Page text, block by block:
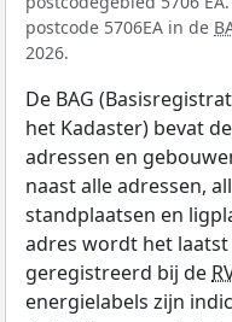
postcode 5706EA in de
2026.
De BAG
het Kadaster) bevat
adressen en
naast alle adressen,
standplaatsen en
adres wordt het
geregistreerd bij de
energielabels zijn